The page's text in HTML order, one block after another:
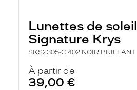
Lunettes de soleil
Signature Krys
SKS2305-C 402 NOIR BRILLANT
À partir de
39,00 €